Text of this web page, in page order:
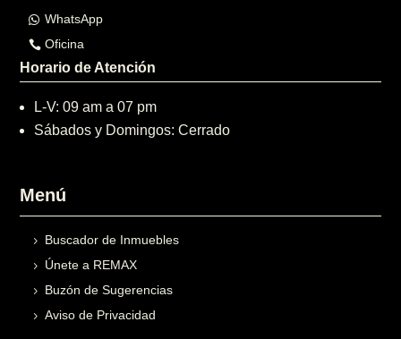
WhatsApp
Oficina
Horario de Atención
L-V: 09 am a 07 pm
Sábados y Domingos: Cerrado
Menú
Buscador de Inmuebles
Únete a REMAX
Buzón de Sugerencias
Aviso de Privacidad